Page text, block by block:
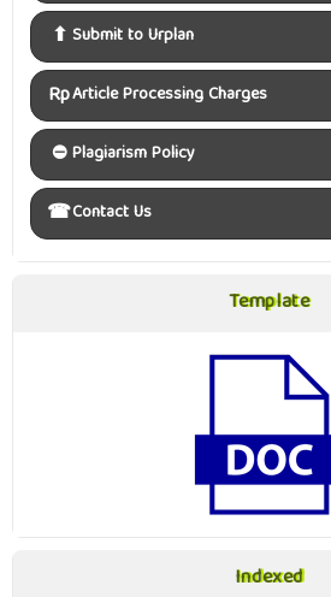
⬆ Submit to Urplan
RpArticle Processing Charges
⛔Plagiarism Policy
☎Contact Us
Template
Template
Indexed
Indexed